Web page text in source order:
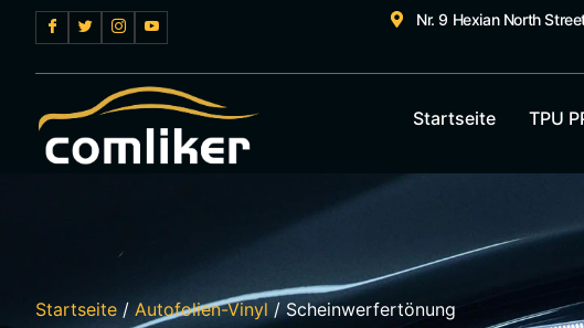
Nr. 9 Hexian North
Startseite TPU
Startseite / Autofolien-Vinyl / Scheinwerfertönung